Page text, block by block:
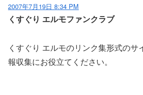
2007年7月19日 8:34 PM
くすぐり エルモファンクラブ
くすぐり エルモのリンク集形式のサ
報収集にお役立てください。